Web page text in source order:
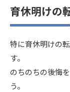
育休明けの
特に育休明けの
す。
のちのちの後悔
う。